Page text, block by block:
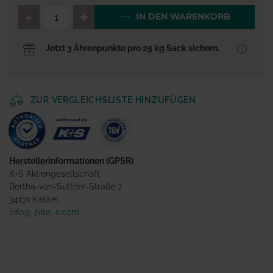
QTY_CONTROL_DECREASE
IN DEN WARENKORB
Jetzt 3 Ährenpunkte pro 25 kg Sack sichern.
ZUR VERGLEICHSLISTE HINZUFÜGEN
Herstellerinformationen (GPSR)
K+S Aktiengesellschaft
Bertha-von-Suttner-Straße 7
34131 Kassel
info@-plus-s.com